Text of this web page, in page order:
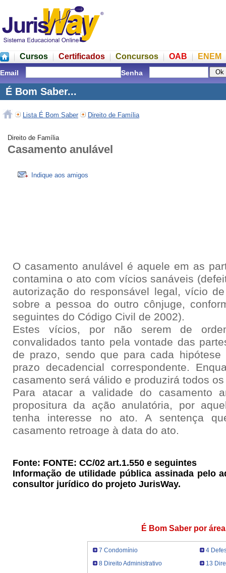
Cursos Certificados Concursos OAB ENEM
Email Senha
É Bom Saber...
Lista É Bom Saber Direito de Família
Direito de Família
Casamento anulável
Indique aos amigos
O casamento anulável é aquele em as
contamina o ato com vícios sanáveis
autorização do responsável legal, vício
sobre a pessoa do outro cônjuge,
seguintes do Código Civil de 2002).
Estes vícios, por não serem de
convalidados tanto pela vontade das
de prazo, sendo que para cada
prazo decadencial correspondente.
casamento será válido e produzirá todos
Para atacar a validade do casamento
propositura da ação anulatória, por
tenha interesse no ato. A sentença
casamento retroage à data do ato.
Fonte: FONTE: CC/02 art.1.550 e seguintes
Informação de utilidade pública assinada pelo
consultor jurídico do projeto JurisWay.
É Bom Saber por
7 Condomínio
4
8 Direito Administrativo
13